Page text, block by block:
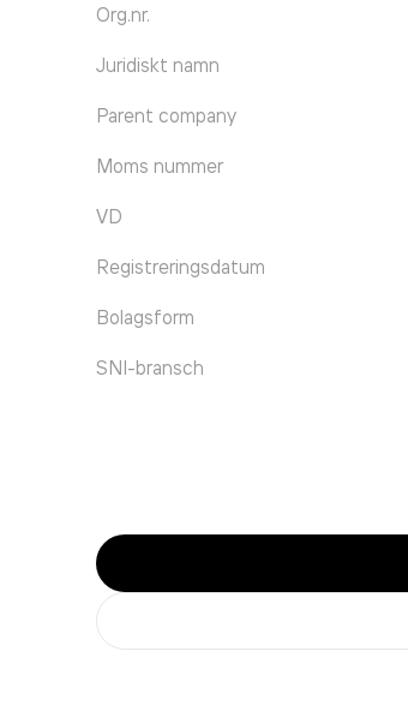
Org.nr.
Juridiskt namn
Parent company
Moms nummer
VD
Registreringsdatum
Bolagsform
SNI-bransch